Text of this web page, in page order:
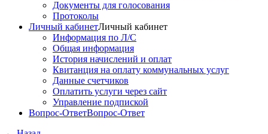
Документы для голосования
Протоколы
Личный кабинетЛичный кабинет
Информация по Л/С
Общая информация
История начислений и оплат
Квитанция на оплату коммунальных услуг
Данные счетчиков
Оплатить услуги через сайт
Управление подпиской
Вопрос-ОтветВопрос-Ответ